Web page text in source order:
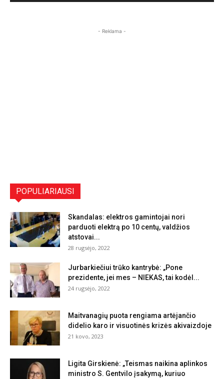
- Reklama -
POPULIARIAUSI
Skandalas: elektros gamintojai nori
parduoti elektrą po 10 centų, valdžios
atstovai...
28 rugsėjo, 2022
Jurbarkiečiui trūko kantrybė: „Pone
prezidente, jei mes – NIEKAS, tai kodėl...
24 rugsėjo, 2022
Maitvanagių puota rengiama artėjančio
didelio karo ir visuotinės krizės akivaizdoje
21 kovo, 2023
Ligita Girskienė: „Teismas naikina aplinkos
ministro S. Gentvilo įsakymą, kuriuo